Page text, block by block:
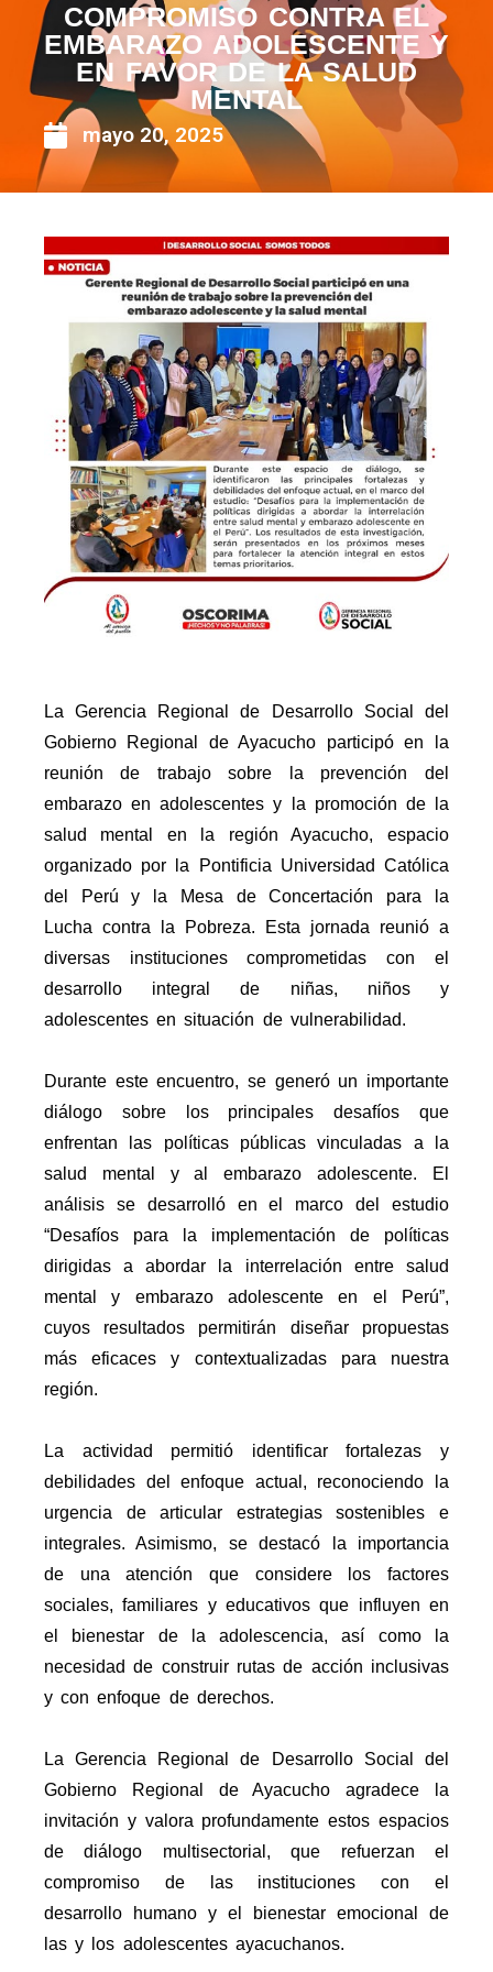
COMPROMISO CONTRA EL
EMBARAZO ADOLESCENTE Y
EN FAVOR DE LA SALUD
MENTAL
mayo 20, 2025
La Gerencia Regional de Desarrollo Social del
Gobierno Regional de Ayacucho participó en la
reunión de trabajo sobre la prevención del
embarazo en adolescentes y la promoción de la
salud mental en la región Ayacucho, espacio
organizado por la Pontificia Universidad Católica
del Perú y la Mesa de Concertación para la
Lucha contra la Pobreza. Esta jornada reunió a
diversas instituciones comprometidas con el
desarrollo integral de niñas, niños y
adolescentes en situación de vulnerabilidad.
Durante este encuentro, se generó un importante
diálogo sobre los principales desafíos que
enfrentan las políticas públicas vinculadas a la
salud mental y al embarazo adolescente. El
análisis se desarrolló en el marco del estudio
“Desafíos para la implementación de políticas
dirigidas a abordar la interrelación entre salud
mental y embarazo adolescente en el Perú”,
cuyos resultados permitirán diseñar propuestas
más eficaces y contextualizadas para nuestra
región.
La actividad permitió identificar fortalezas y
debilidades del enfoque actual, reconociendo la
urgencia de articular estrategias sostenibles e
integrales. Asimismo, se destacó la importancia
de una atención que considere los factores
sociales, familiares y educativos que influyen en
el bienestar de la adolescencia, así como la
necesidad de construir rutas de acción inclusivas
y con enfoque de derechos.
La Gerencia Regional de Desarrollo Social del
Gobierno Regional de Ayacucho agradece la
invitación y valora profundamente estos espacios
de diálogo multisectorial, que refuerzan el
compromiso de las instituciones con el
desarrollo humano y el bienestar emocional de
las y los adolescentes ayacuchanos.